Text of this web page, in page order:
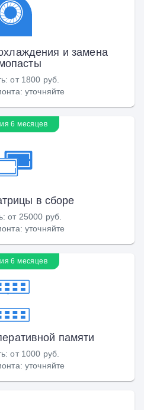
и замена
:от 1800 руб.
: уточняйте
6 месяцев
в сборе
:от 25000 руб.
: уточняйте
6 месяцев
памяти
:от 1000 руб.
: уточняйте